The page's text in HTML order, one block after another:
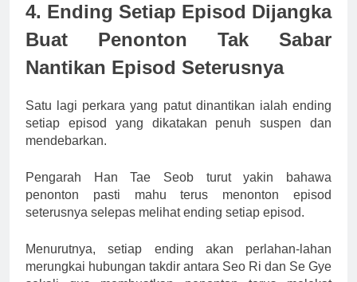
4. Ending Setiap Episod Dijangka
Buat Penonton Tak Sabar
Nantikan Episod Seterusnya
Satu lagi perkara yang patut dinantikan ialah ending
setiap episod yang dikatakan penuh suspen dan
mendebarkan.
Pengarah Han Tae Seob turut yakin bahawa
penonton pasti mahu terus menonton episod
seterusnya selepas melihat ending setiap episod.
Menurutnya, setiap ending akan perlahan-lahan
merungkai hubungan takdir antara Seo Ri dan Se Gye